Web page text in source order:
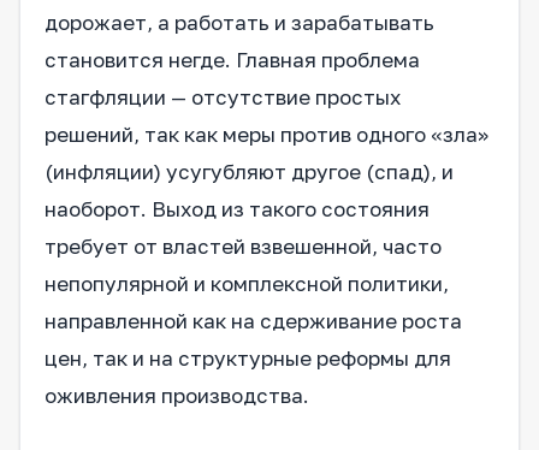
дорожает, а работать и зарабатывать
становится негде. Главная проблема
стагфляции — отсутствие простых
решений, так как меры против одного «зла»
(инфляции) усугубляют другое (спад), и
наоборот. Выход из такого состояния
требует от властей взвешенной, часто
непопулярной и комплексной политики,
направленной как на сдерживание роста
цен, так и на структурные реформы для
оживления производства.